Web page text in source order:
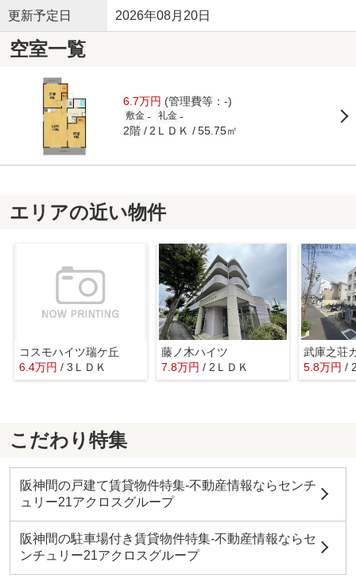
更新予定日 2026年08月20日
空室一覧
6.7万円 (管理費等：-)
敷金 - 礼金 -
2階 2ＬＤＫ 55.75㎡
エリアの近い物件
コスモハイツ瑞ケ丘
6.4万円 / 3ＬＤＫ
藤ノ木ハイツ
7.8万円/ 2ＬＤＫ
武庫之荘
5.8万円/
こだわり特集
阪神間の戸建て賃貸物件特集-不動産情報ならセンチ
ュリー21アクロスグループ
阪神間の駐車場付き賃貸物件特集-不動産情報ならセ
ンチュリー21アクロスグループ